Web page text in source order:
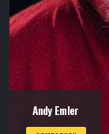
Andy Emler